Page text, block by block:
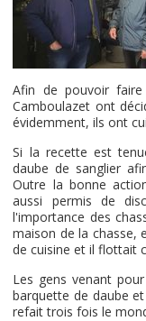
Afin de pouvoir
Camboulazet ont
évidemment, ils ont
Si la recette est
daube de sanglier
Outre la bonne
aussi permis de
l'importance des
maison de la chasse,
de cuisine et il flottait
Les gens venant
barquette de daube
refait trois fois le